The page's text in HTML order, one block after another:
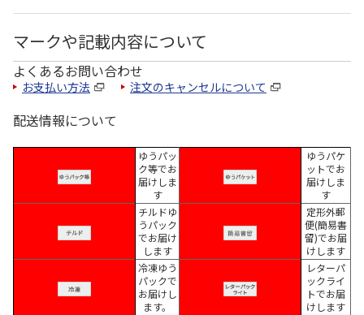
マークや記載内容について
よくあるお問い合わせ
お支払い方法 注文のキャンセルについて
配送情報について
ゆうパッ
ク等でお
届けしま
す
ゆうパケ
ットでお
届けしま
す
チルドゆ
うパック
でお届け
します
定形外郵
便(簡易書
留)でお届
けします
冷凍ゆう
パックで
お届けし
ます。
レターパ
ックライ
トでお届
けします